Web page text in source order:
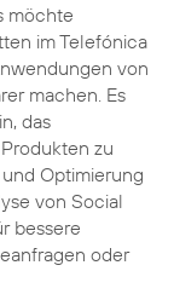
möchte
im Telefónica
von
machen. Es
das
zu
Optimierung
von Social
bessere
oder